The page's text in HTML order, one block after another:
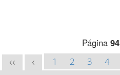
Página 94
<< < 1 2 3 4